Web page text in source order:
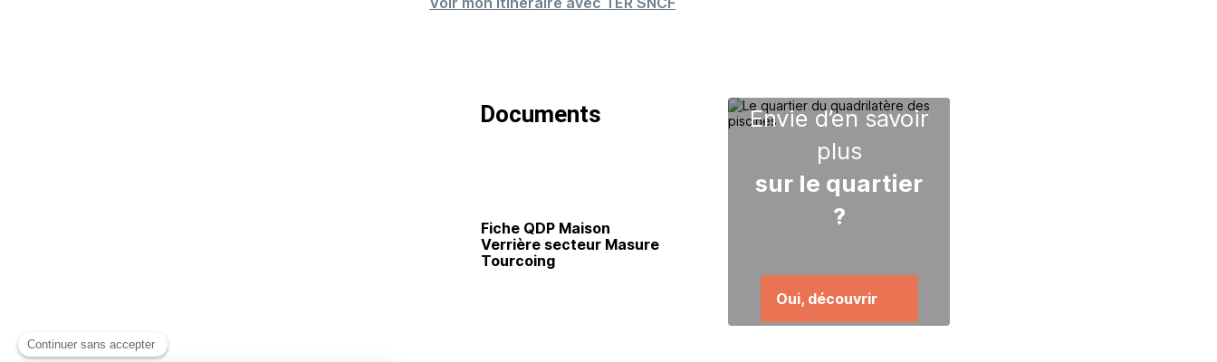
Documents
Fiche QDP Maison
Verrière secteur Masure
Tourcoing
Envie d’en savoir
plus
sur le quartier
?
Oui, découvrir